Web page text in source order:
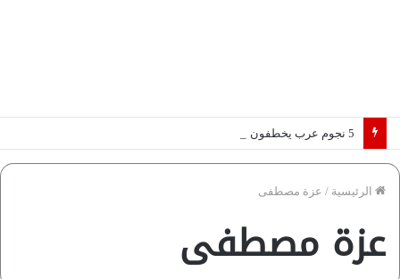
الرئيسية / عزة مصطفى
عزة مصطفى